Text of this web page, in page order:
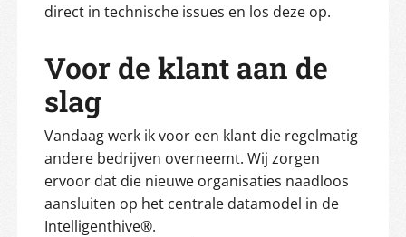
direct in technische issues en los deze op.
Voor de klant aan de
slag
Vandaag werk ik voor een klant die regelmatig
andere bedrijven overneemt. Wij zorgen
ervoor dat die nieuwe organisaties naadloos
aansluiten op het centrale datamodel in de
Intelligenthive®.